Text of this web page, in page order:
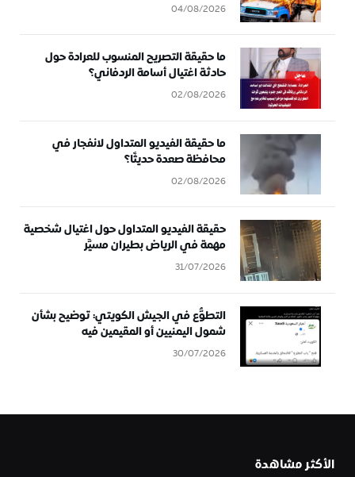
04/08/2026
ما حقيقة التصريح المنسوب للعرادة حول
حادثة اغتيال أسامة الردفاني؟
02/08/2026
ما حقيقة الفيديو المتداول لانفجار في
محافظة صعدة حديثًا؟
02/08/2026
حقيقة الفيديو المتداول حول اغتيال شخصية
مهمة في الرياض بطيران مسيَّر
31/07/2026
التطوُّع في الجيش الكويتي: توضيح بشأن
شمول اليمنيين أو المقيمين فيه
30/07/2026
الأكثر مشاهدة